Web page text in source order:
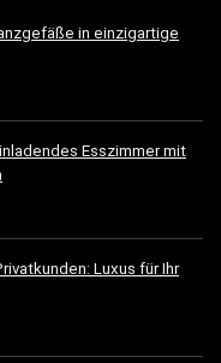
in einzigartige
Esszimmer mit
Luxus für Ihr